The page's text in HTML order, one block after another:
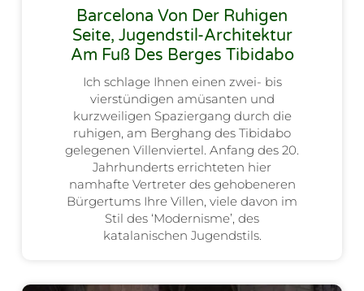
Barcelona Von Der Ruhigen
Seite, Jugendstil-Architektur
Am Fuß Des Berges Tibidabo
Ich schlage Ihnen einen zwei- bis
vierstündigen amüsanten und
kurzweiligen Spaziergang durch die
ruhigen, am Berghang des Tibidabo
gelegenen Villenviertel. Anfang des 20.
Jahrhunderts errichteten hier
namhafte Vertreter des gehobeneren
Bürgertums Ihre Villen, viele davon im
Stil des ‘Modernisme’, des
katalanischen Jugendstils.